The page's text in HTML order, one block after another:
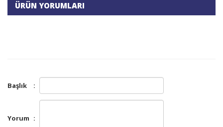
ÜRÜN YORUMLARI
Başlık :
Yorum :